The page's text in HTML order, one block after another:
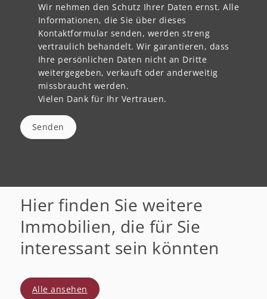
Wir nehmen den Schutz Ihrer Daten ernst. Alle
Informationen, die Sie über dieses
Kontaktformular senden, werden streng
vertraulich behandelt. Wir garantieren, dass
Ihre persönlichen Daten nicht an Dritte
weitergegeben, verkauft oder anderweitig
missbraucht werden.
Vielen Dank für Ihr Vertrauen.
Senden
Hier finden Sie weitere
Immobilien, die für Sie
interessant sein könnten
Alle ansehen